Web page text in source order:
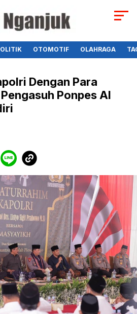
OTOMOTIF OLAHRAGA
Dengan Para
Ponpes Al